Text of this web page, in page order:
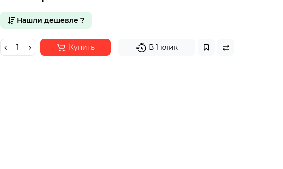
Нашли дешевле ?
Купить В 1 клик